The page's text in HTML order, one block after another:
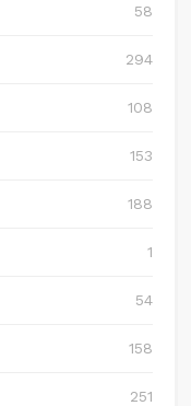
58
294
108
153
188
1
54
158
251